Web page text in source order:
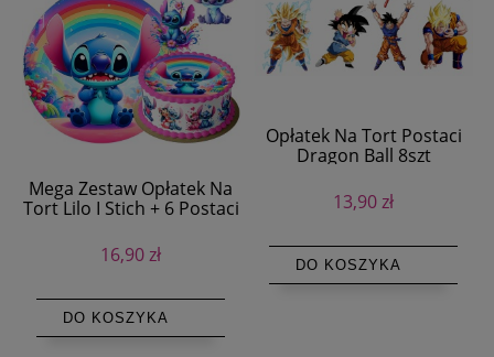
Mega Zestaw Opłatek Na
Tort Lilo I Stich + 6 Postaci
16,90 zł
DO KOSZYKA
Opłatek Na Tort Postaci
Dragon Ball 8szt
13,90 zł
DO KOSZYKA